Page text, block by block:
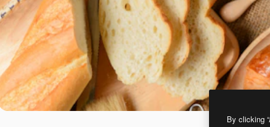
By clicking